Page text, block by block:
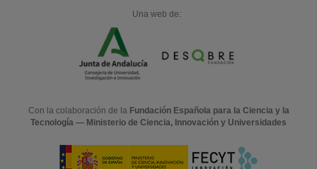
Una web de:
Con la colaboración de la Fundación Española para la Ciencia y la
Tecnología — Ministerio de Ciencia, Innovación y Universidades